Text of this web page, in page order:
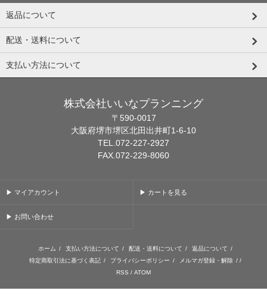
返品について
配送・送料について
支払い方法について
株式会社いいなプランニング
〒590-0017
大阪府堺市堺区北田出井町1-6-10
TEL.072-227-2927
FAX.072-229-8060
▶ マイアカウント ▶ カートを見る
▶ お問い合わせ
ホーム / 支払い方法について / 配送・送料について / 返品について /
特定商取引法に基づく表記 / プライバシーポリシー / メルマガ登録・解除 / /
RSS / ATOM